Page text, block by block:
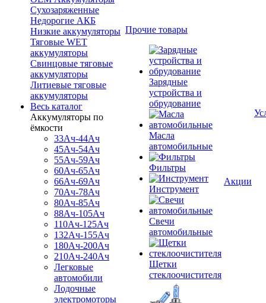
Сухозаряженные
Недорогие АКБ
Низкие аккумуляторы
Тяговые WET
аккумуляторы
Свинцовые тяговые
аккумуляторы
Литиевые тяговые
аккумуляторы
Весь каталог
Аккумуляторы по
ёмкости
33Ач-44Ач
45Ач-54Ач
55Ач-59Ач
60Ач-65Ач
66Ач-69Ач
70Ач-78Ач
80Ач-85Ач
88Ач-105Ач
110Ач-125Ач
132Ач-155Ач
180Ач-200Ач
210Ач-240Ач
Легковые
автомобили
Лодочные
электромоторы
Прочие товары
Зарядные
устройства и
обрудование
Масла
автомобильные
Фильтры
Инструмент
Свечи
автомобильные
Щетки
стеклоочистителя
Акции